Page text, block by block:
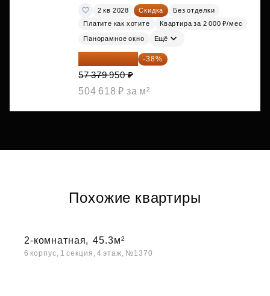
2 кв 2028 Скидка
Без отделки
Платите как хотите
Квартира за 2 000 ₽/мес
Панорамное окно Ещё
35 575 569 ₽ -38%
57 379 950 ₽
504 618 ₽ за м²
Похожие квартиры
2-комнатная, 45.3м²
6 корпус, 1 секция, 4 этаж, №1370